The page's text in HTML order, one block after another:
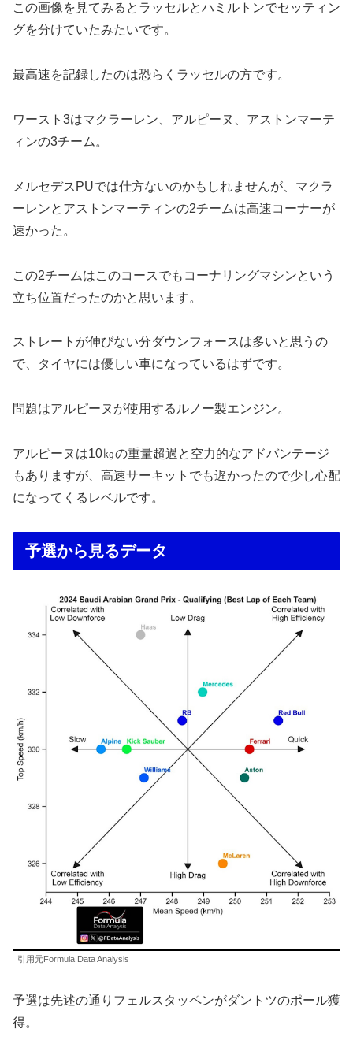
この画像を見てみるとラッセルとハミルトンでセッティン
グを分けていたみたいです。
最高速を記録したのは恐らくラッセルの方です。
ワースト3はマクラーレン、アルピーヌ、アストンマーテ
ィンの3チーム。
メルセデスPUでは仕方ないのかもしれませんが、マクラ
ーレンとアストンマーティンの2チームは高速コーナーが
速かった。
この2チームはこのコースでもコーナリングマシンという
立ち位置だったのかと思います。
ストレートが伸びない分ダウンフォースは多いと思うの
で、タイヤには優しい車になっているはずです。
問題はアルピーヌが使用するルノー製エンジン。
アルピーヌは10㎏の重量超過と空力的なアドバンテージ
もありますが、高速サーキットでも遅かったので少し心配
になってくるレベルです。
予選から見るデータ
引用元Formula Data Analysis
予選は先述の通りフェルスタッペンがダントツのポール獲
得。